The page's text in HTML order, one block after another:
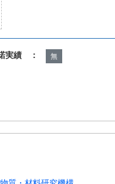
実績 ： 無